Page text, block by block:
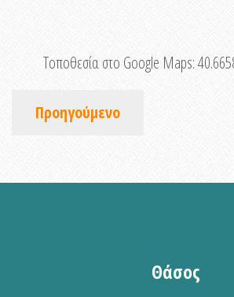
Τοποθεσία στο Google Maps:
Προηγούμενο
Θάσος